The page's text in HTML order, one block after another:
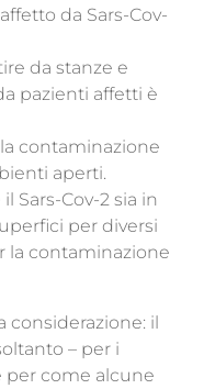
da Sars-Cov-
da stanze e
pazienti affetti è
contaminazione
aperti.
Sars-Cov-2 sia in
per diversi
la contaminazione
il
– per i
per come alcune